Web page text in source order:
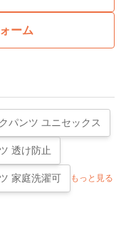
ーム
パンツ ユニセックス
透け防止
家庭洗濯可 もっと見る